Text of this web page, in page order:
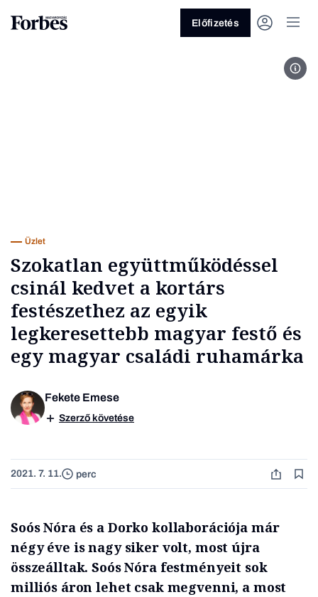
Előfizetés
Üzlet
Szokatlan együttműködéssel
csinál kedvet a kortárs
festészethez az egyik
legkeresettebb magyar festő és
egy magyar családi ruhamárka
Fekete Emese
Szerző követése
2021. 7. 11. perc
Soós Nóra és a Dorko kollaborációja már
négy éve is nagy siker volt, most újra
összeálltak. Soós Nóra festményeit sok
milliós áron lehet csak megvenni, a most